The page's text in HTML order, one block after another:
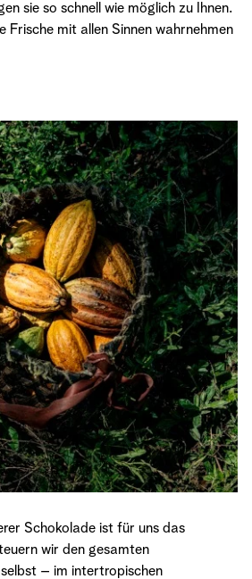
sie so schnell wie möglich zu Ihnen.
Frische mit allen Sinnen wahrnehmen
Schokolade ist für uns das
wir den gesamten
– im intertropischen